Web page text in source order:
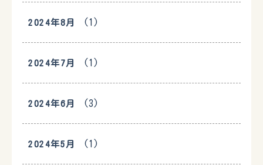
2024年8月 (1)
2024年7月 (1)
2024年6月 (3)
2024年5月 (1)